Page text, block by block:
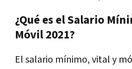
¿Qué es el Salario
Móvil 2021?
El salario mínimo, vital y